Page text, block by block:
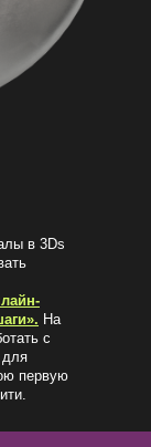
в 3Ds
На
с
для
первую